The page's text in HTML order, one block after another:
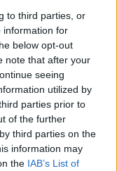
to third parties, or
information for
below opt-out
note that after your
seeing
utilized by
parties prior to
of the further
third parties on the
information may
the IAB’s List of
tettét és
tartalom
a bizottság
kijelenti,
és
alapelvek